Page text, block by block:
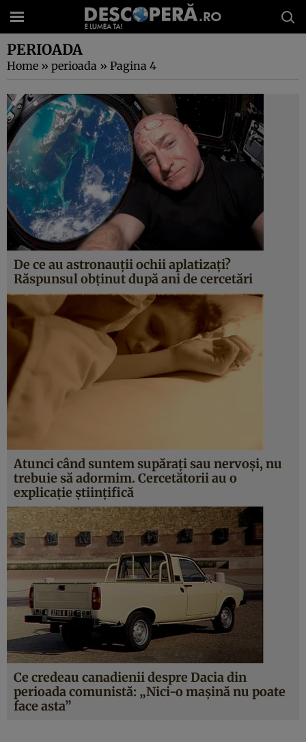
PERIOADA
Home » perioada » Pagina 4
De ce au astronauţii ochii aplatizaţi?
Răspunsul obţinut după ani de cercetări
Atunci când suntem supăraţi sau nervoşi, nu
trebuie să adormim. Cercetătorii au o
explicaţie ştiinţifică
Ce credeau canadienii despre Dacia din
perioada comunistă: „Nici-o maşină nu poate
face asta”